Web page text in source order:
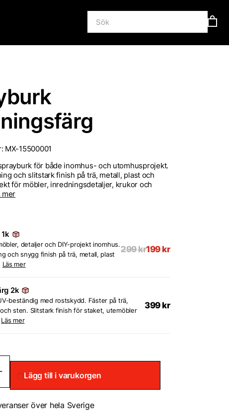
MX-15500001
för både inomhus- och utomhusprojekt.
och slitstark finish på trä, metall, plast och
för möbler, inredningsdetaljer, krukor och
mer
detaljer och DIY-projekt inomhus.
och snygg finish på trä, metall, plast
Läs mer
299kr199 kr
2k
beständig med rostskydd. Fäster på trä,
sten. Slitstark finish för staket, utemöbler
Läs mer
399 kr
Lägg till i varukorgen
över hela Sverige